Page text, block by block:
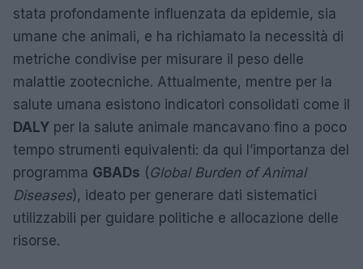
stata profondamente influenzata da epidemie, sia
umane che animali, e ha richiamato la necessità di
metriche condivise per misurare il peso delle
malattie zootecniche. Attualmente, mentre per la
salute umana esistono indicatori consolidati come il
DALY per la salute animale mancavano fino a poco
tempo strumenti equivalenti: da qui l’importanza del
programma GBADs (Global Burden of Animal
Diseases), ideato per generare dati sistematici
utilizzabili per guidare politiche e allocazione delle
risorse.